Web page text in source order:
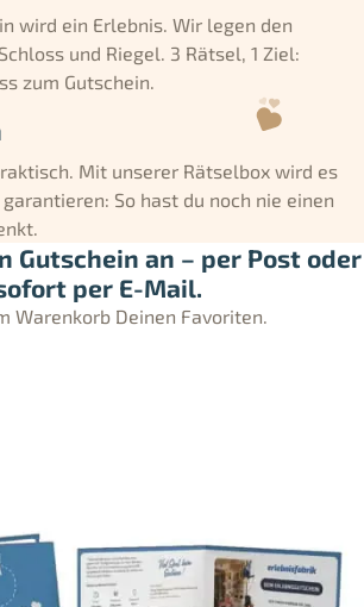
wird ein Erlebnis. Wir legen den
und Riegel. 3 Rätsel, 1 Ziel:
zum Gutschein.
Mit unserer Rätselbox wird es
So hast du noch nie einen
Gutschein an – per Post oder
per E-Mail.
Warenkorb Deinen Favoriten.